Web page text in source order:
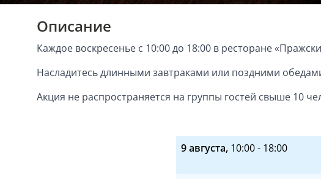
Описание
Каждое воскресенье с 10:00 до 18:00 в ресторане
Насладитесь длинными завтраками или поздними
Акция не распространяется на группы гостей свыше 10
9 августа, 10:00 - 18:00